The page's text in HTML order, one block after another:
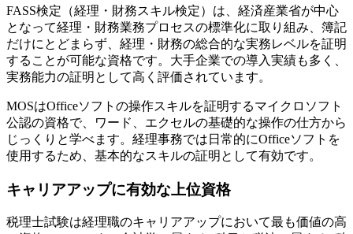
FASS検定（経理・財務スキル検定）は、経済産業省が中心
となって経理・財務業務プロセスの標準化に取り組み、簿記
だけにとどまらず、経理・財務の総合的な実務レベルを証明
することが可能な資格です。大手企業での導入実績も多く、
実務能力の証明として高く評価されています。
MOSはOfficeソフトの操作スキルを証明するマイクロソフト
公認の資格で、ワード、エクセルの基礎的な操作の仕方から
じっくりと学べます。経理事務では日常的にOfficeソフトを
使用するため、基本的なスキルの証明として有効です。
キャリアアップに有効な上位資格
税理士試験は経理職のキャリアアップにおいて最も価値の高